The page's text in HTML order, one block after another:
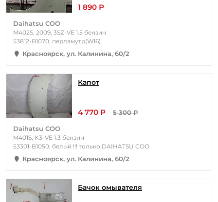
1 890 Р
Daihatsu COO
M402S, 2009, 3SZ-VE 1.5 бензин
53812-B1070, перламутр(W16)
Красноярск, ул. Калинина, 60/2
Капот
4 770 Р 5 300 Р
Daihatsu COO
M401S, K3-VE 1.3 бензин
53301-B1050, белый !!! только DAIHATSU COO
Красноярск, ул. Калинина, 60/2
Бачок омывателя